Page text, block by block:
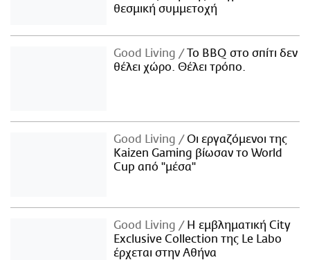
θεσμική συμμετοχή
Good Living
Το BBQ στο σπίτι δεν
θέλει χώρο. Θέλει τρόπο.
Good Living
Οι εργαζόμενοι της
Kaizen Gaming βίωσαν το World
Cup από "μέσα"
Good Living
Η εμβληματική City
Exclusive Collection της Le Labo
έρχεται στην Αθήνα